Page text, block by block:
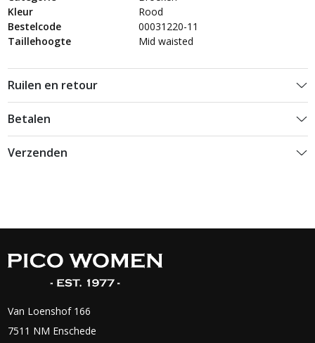
Kleur
Rood
Bestelcode
00031220-11
Taillehoogte
Mid waisted
Ruilen en retour
Betalen
Verzenden
Van Loenshof 166
7511 NM Enschede